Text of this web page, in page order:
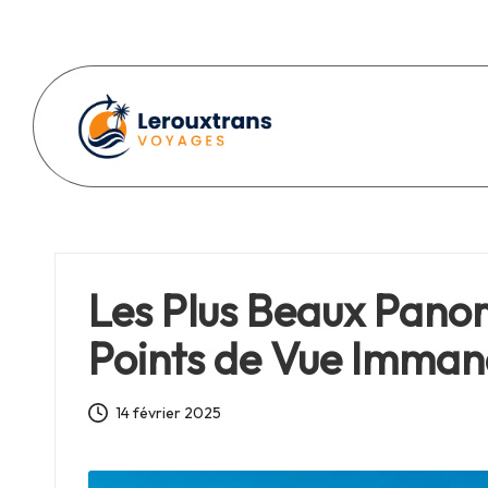
content
L
r
o
u
x
t
Les Plus Beaux
Points de Vue
14 février 2025